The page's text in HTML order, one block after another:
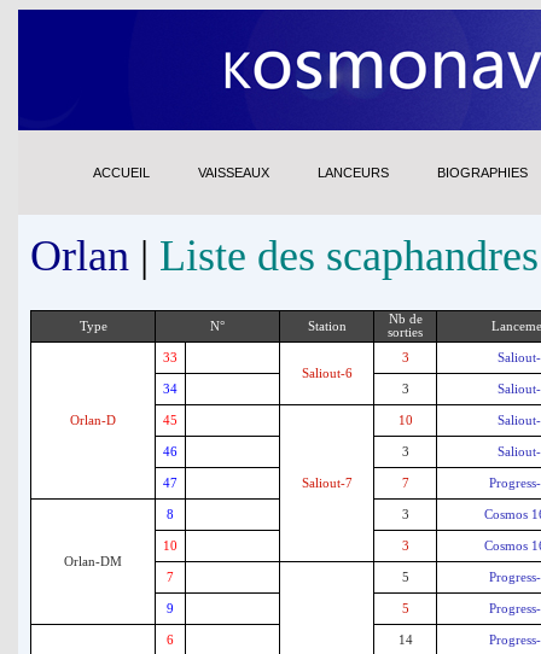
ACCUEIL VAISSEAUX LANCEURS BIOGRAPHIES
Orlan | Liste des scaphandres
Type N° Station
Nb de
sorties
Orlan-D
33
Saliout-6
3
34 3
45
Saliout-7
10
46 3
47 7
Orlan-DM
8 3 Cosmos
10 3 Cosmos
7 5
9 5
6 14